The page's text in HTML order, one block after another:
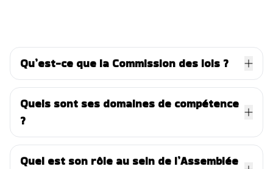
Qu’est-ce que la Commission des lois ?
Quels sont ses domaines de compétence
?
Quel est son rôle au sein de l’Assemblée